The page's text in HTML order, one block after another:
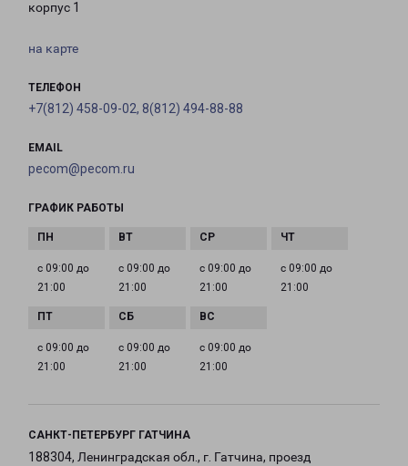
корпус 1
на карте
ТЕЛЕФОН
+7(812) 458-09-02, 8(812) 494-88-88
EMAIL
pecom@pecom.ru
ГРАФИК РАБОТЫ
с 09:00 до
21:00
с 09:00 до
21:00
с 09:00 до
21:00
с 09:00 до
21:00
с 09:00 до
21:00
с 09:00 до
21:00
с 09:00 до
21:00
САНКТ-ПЕТЕРБУРГ ГАТЧИНА
188304, Ленинградская обл., г. Гатчина, проезд